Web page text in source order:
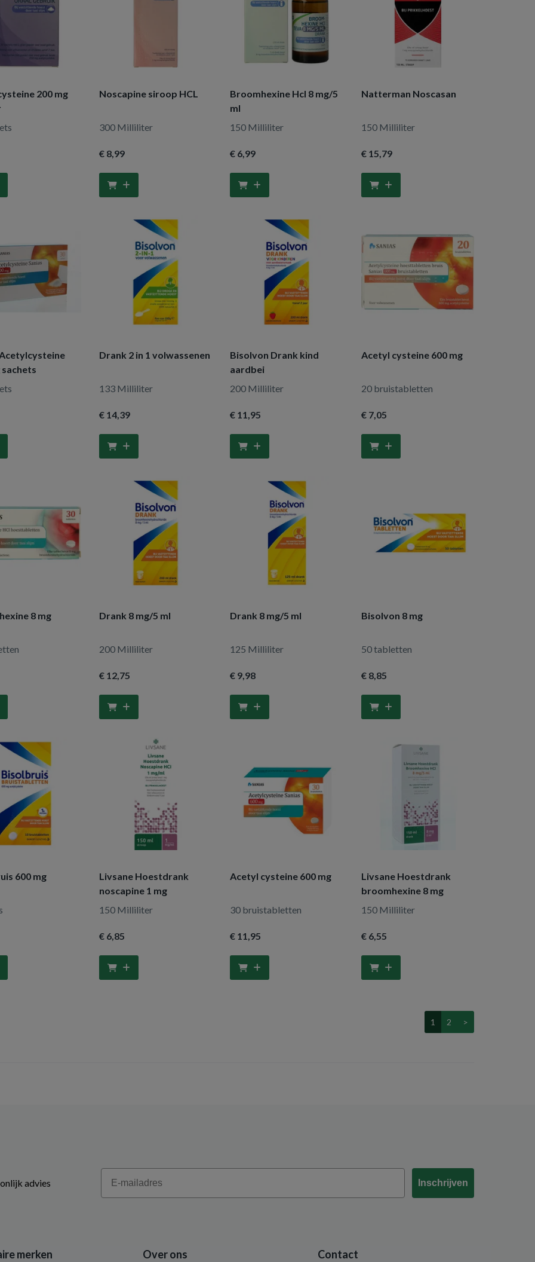
200 mg
Noscapine siroop HCL
300 Milliliter
€ 8,99
Broomhexine Hcl 8 mg/5
ml
150 Milliliter
€ 6,99
Natterman Noscasan
150 Milliliter
€ 15,79
sachets
Drank 2 in 1 volwassenen
133 Milliliter
€ 14,39
Bisolvon Drank kind
aardbei
200 Milliliter
€ 11 ,95
Acetyl cysteine 600 mg
20 bruistabletten
€ 7,05
8 mg Drank 8 mg/5 ml
200 Milliliter
€ 12,75
Drank 8 mg/5 ml
125 Milliliter
€ 9,98
Bisolvon 8 mg
50 tabletten
€ 8,85
600 mg
Livsane Hoestdrank
noscapine 1 mg
150 Milliliter
€ 6,85
Acetyl cysteine 600 mg
30 bruistabletten
€ 11,95
Livsane Hoestdrank
broomhexine 8 mg
150 Milliliter
€ 6,55
1 2 >
advies
Email
Inschrijven
merken Over ons Contact